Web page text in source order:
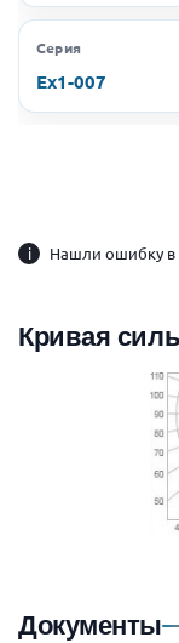
Серия
Ex1-007
i Нашли ошибку в
Кривая
Документы